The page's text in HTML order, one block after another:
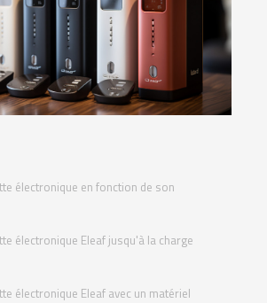
électronique en fonction de son
électronique Eleaf jusqu'à la charge
électronique Eleaf avec un matériel